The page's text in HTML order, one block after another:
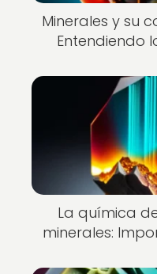
Minerales y su
Entendiendo
La química
minerales: